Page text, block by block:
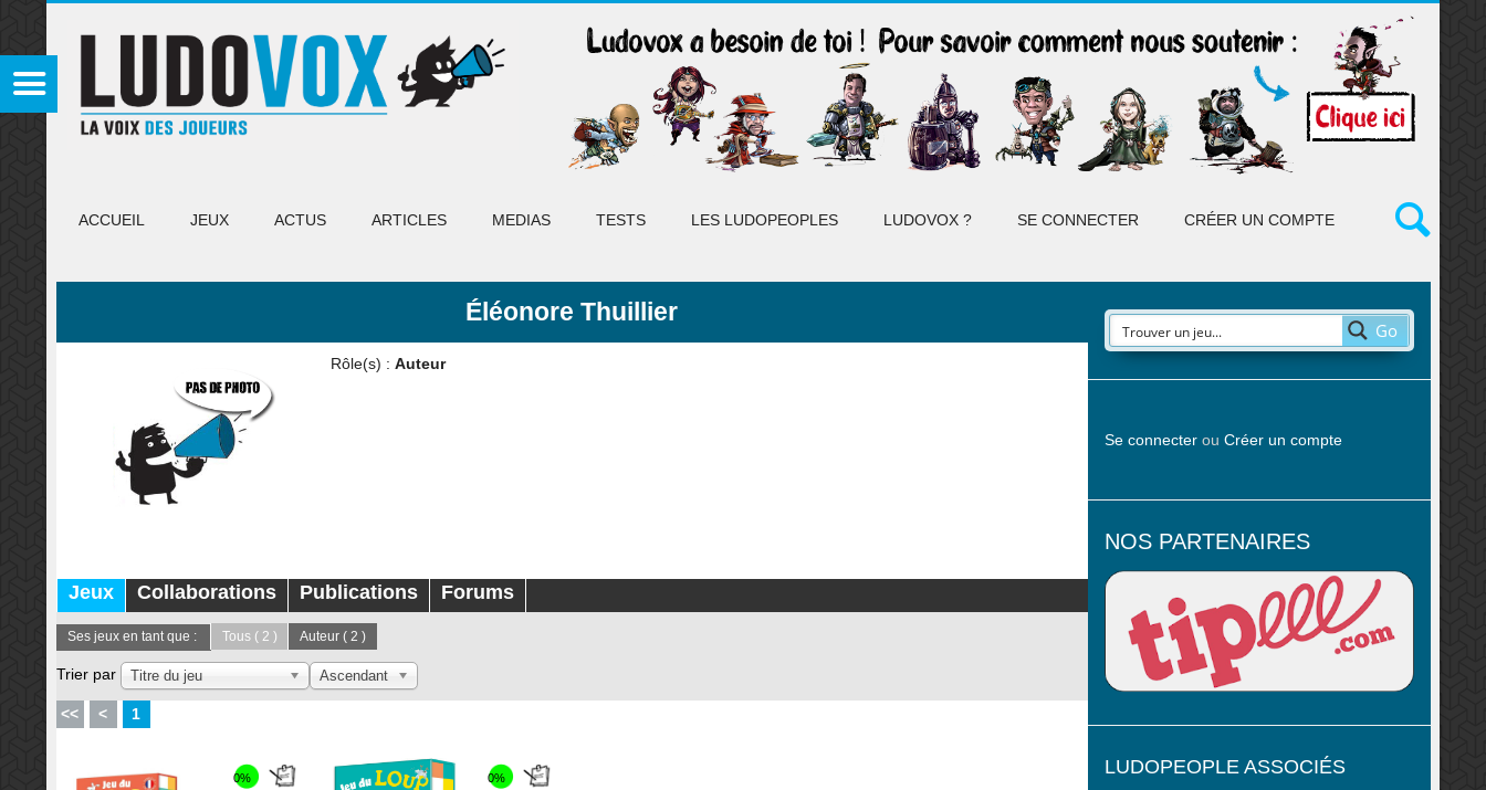
ACCUEIL JEUX ACTUS ARTICLES MEDIAS TESTS LES LUDOPEOPLES LUDOVOX ? SE CONNECTER CRÉER UN COMPTE
Éléonore Thuillier
Rôle(s) : Auteur
Jeux Collaborations Publications Forums
Ses jeux en tant que : Tous( 2 ) Auteur( 2 )
Trier par Titre du jeu Ascendant
<< < 1
0% 0%
Go
Se connecterou Créer un compte
NOS PARTENAIRES
LUDOPEOPLE ASSOCIÉS